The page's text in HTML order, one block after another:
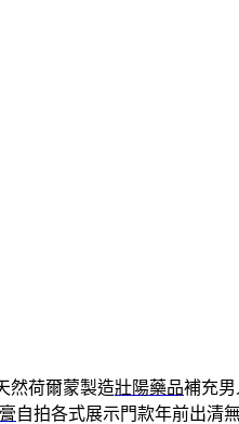
然荷爾蒙製造壯陽藥品補充
自拍各式展示門款年前出清